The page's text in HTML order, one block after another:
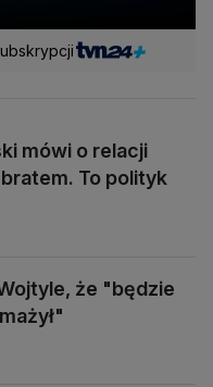
mówi o relacji
To polityk
że "będzie